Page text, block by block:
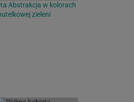
Abstrakcja w kolorach
zieleni